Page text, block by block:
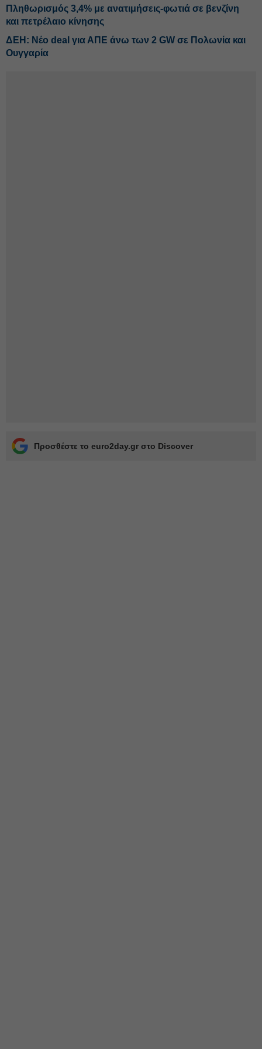
Πληθωρισμός 3,4% με ανατιμήσεις-φωτιά σε βενζίνη
και πετρέλαιο κίνησης
ΔΕΗ: Νέο deal για ΑΠΕ άνω των 2 GW σε Πολωνία και
Ουγγαρία
Προσθέστε το euro2day.gr στο Discover